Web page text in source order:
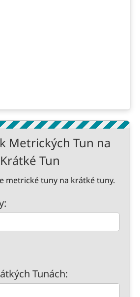
Metrických Tun na
Krátké Tun
metrické tuny na krátké tuny.
Tunách: